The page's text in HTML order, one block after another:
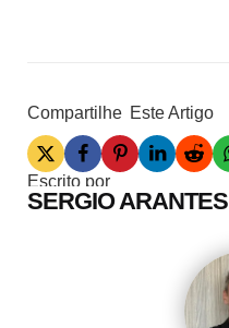
Compartilhe Este Artigo
Escrito por
SERGIO ARANTES